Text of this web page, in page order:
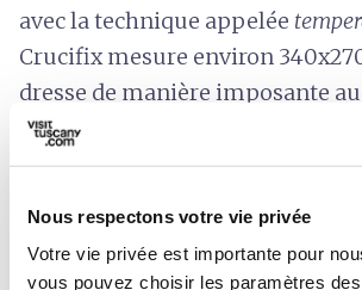
Nous respectons votre vie privée
Votre vie privée est importante pour
vous pouvez choisir les paramètres
avec la technique appelée
Crucifix mesure environ
dresse de manière imposante
l'autel. Il est daté des années
l'une des premières œuvres de